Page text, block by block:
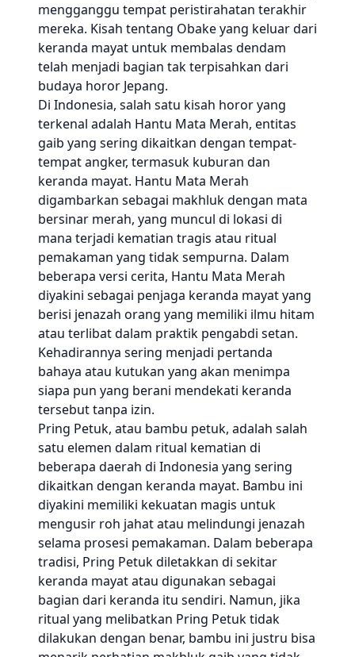
mengganggu tempat peristirahatan terakhir
mereka. Kisah tentang Obake yang keluar dari
keranda mayat untuk membalas dendam
telah menjadi bagian tak terpisahkan dari
budaya horor Jepang.
Di Indonesia, salah satu kisah horor yang
terkenal adalah Hantu Mata Merah, entitas
gaib yang sering dikaitkan dengan tempat-
tempat angker, termasuk kuburan dan
keranda mayat. Hantu Mata Merah
digambarkan sebagai makhluk dengan mata
bersinar merah, yang muncul di lokasi di
mana terjadi kematian tragis atau ritual
pemakaman yang tidak sempurna. Dalam
beberapa versi cerita, Hantu Mata Merah
diyakini sebagai penjaga keranda mayat yang
berisi jenazah orang yang memiliki ilmu hitam
atau terlibat dalam praktik pengabdi setan.
Kehadirannya sering menjadi pertanda
bahaya atau kutukan yang akan menimpa
siapa pun yang berani mendekati keranda
tersebut tanpa izin.
Pring Petuk, atau bambu petuk, adalah salah
satu elemen dalam ritual kematian di
beberapa daerah di Indonesia yang sering
dikaitkan dengan keranda mayat. Bambu ini
diyakini memiliki kekuatan magis untuk
mengusir roh jahat atau melindungi jenazah
selama prosesi pemakaman. Dalam beberapa
tradisi, Pring Petuk diletakkan di sekitar
keranda mayat atau digunakan sebagai
bagian dari keranda itu sendiri. Namun, jika
ritual yang melibatkan Pring Petuk tidak
dilakukan dengan benar, bambu ini justru bisa